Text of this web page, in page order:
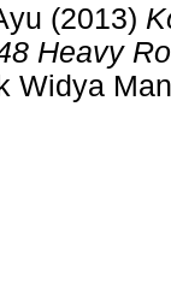
(2013)
Heavy
Widya